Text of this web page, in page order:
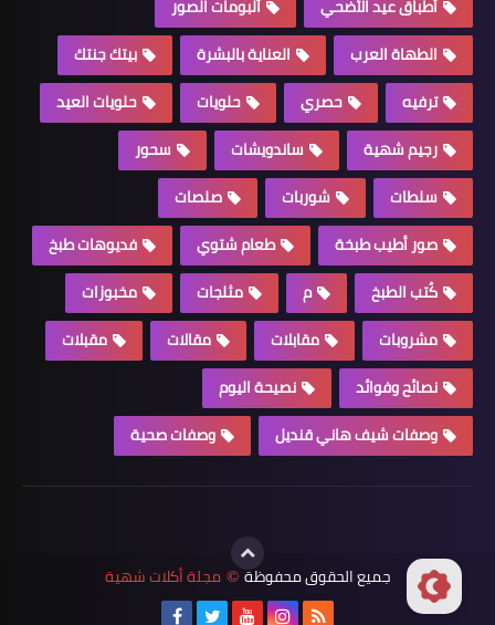
أطباق عيد الأضحي
ألبومات الصور
الطهاة العرب
العناية بالبشرة
بيتك جنتك
ترفيه
حصري حلويات
حلويات العيد
رجيم شهية
ساندويشات
سحور
سلطات
شوربات
صلصات
صور أطيب طبخة
طعام شتوي
فديوهات طبخ
كُتب الطبخ
م مثلجات
مخبوزات
مشروبات
مقابلات مقالات
مقبلات
نصائح وفوائد
نصيحة اليوم
وصفات شيف هاني قنديل
وصفات صحية
جميع الحقوق محفوظة © مجلة أكلات شهية